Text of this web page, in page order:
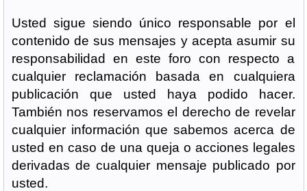
Usted sigue siendo único responsable por el
contenido de sus mensajes y acepta asumir su
responsabilidad en este foro con respecto a
cualquier reclamación basada en cualquiera
publicación que usted haya podido hacer.
También nos reservamos el derecho de revelar
cualquier información que sabemos acerca de
usted en caso de una queja o acciones legales
derivadas de cualquier mensaje publicado por
usted.